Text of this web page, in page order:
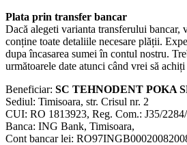
Plata prin transfer bancar
Dacă alegeti varianta transferului bancar,
conține toate detaliile necesare plății.
dupa încasarea sumei în contul nostru.
următoarele date atunci când vrei să
Beneficiar: SC TEHNODENT POKA
Sediul: Timisoara, str. Crisul nr. 2
CUI: RO 1813923, Reg. Com.: J35/
Banca: ING Bank, Timisoara,
Cont bancar lei: